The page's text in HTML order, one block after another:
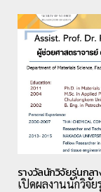
รางวัลนักวิจัยรุ่นกล
เปิดผลงานนักวิจั